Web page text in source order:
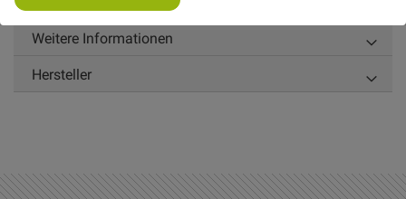
Weitere Informationen
Hersteller